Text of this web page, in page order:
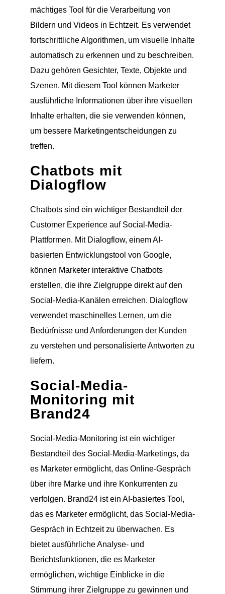
mächtiges Tool für die Verarbeitung von
Bildern und Videos in Echtzeit. Es verwendet
fortschrittliche Algorithmen, um visuelle Inhalte
automatisch zu erkennen und zu beschreiben.
Dazu gehören Gesichter, Texte, Objekte und
Szenen. Mit diesem Tool können Marketer
ausführliche Informationen über ihre visuellen
Inhalte erhalten, die sie verwenden können,
um bessere Marketingentscheidungen zu
treffen.
Chatbots mit
Dialogflow
Chatbots sind ein wichtiger Bestandteil der
Customer Experience auf Social-Media-
Plattformen. Mit Dialogflow, einem AI-
basierten Entwicklungstool von Google,
können Marketer interaktive Chatbots
erstellen, die ihre Zielgruppe direkt auf den
Social-Media-Kanälen erreichen. Dialogflow
verwendet maschinelles Lernen, um die
Bedürfnisse und Anforderungen der Kunden
zu verstehen und personalisierte Antworten zu
liefern.
Social-Media-
Monitoring mit
Brand24
Social-Media-Monitoring ist ein wichtiger
Bestandteil des Social-Media-Marketings, da
es Marketer ermöglicht, das Online-Gespräch
über ihre Marke und ihre Konkurrenten zu
verfolgen. Brand24 ist ein AI-basiertes Tool,
das es Marketer ermöglicht, das Social-Media-
Gespräch in Echtzeit zu überwachen. Es
bietet ausführliche Analyse- und
Berichtsfunktionen, die es Marketer
ermöglichen, wichtige Einblicke in die
Stimmung ihrer Zielgruppe zu gewinnen und